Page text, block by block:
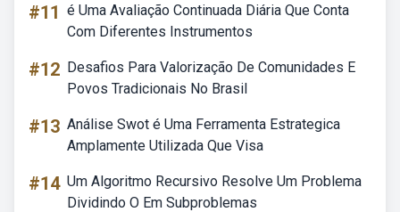
#11 é Uma Avaliação Continuada Diária Que Conta
Com Diferentes Instrumentos
#12 Desafios Para Valorização De Comunidades E
Povos Tradicionais No Brasil
#13 Análise Swot é Uma Ferramenta Estrategica
Amplamente Utilizada Que Visa
#14 Um Algoritmo Recursivo Resolve Um Problema
Dividindo O Em Subproblemas